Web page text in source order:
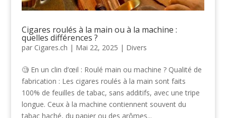
Cigares roulés à la main ou à la machine :
quelles différences ?
par Cigares.ch | Mai 22, 2025 | Divers
🧐 En un clin d’œil : Roulé main ou machine ? Qualité de
fabrication : Les cigares roulés à la main sont faits
100% de feuilles de tabac, sans additifs, avec une tripe
longue. Ceux à la machine contiennent souvent du
tabac haché, du papier ou des arômes...